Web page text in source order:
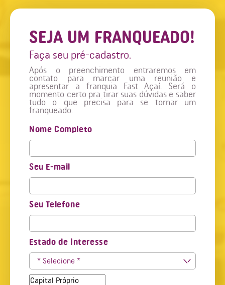
SEJA UM FRANQUEADO!
Faça seu pré-cadastro.
Após o preenchimento entraremos em
contato para marcar uma reunião e
apresentar a franquia Fast Açaí. Será o
momento certo pra tirar suas dúvidas e saber
tudo o que precisa para se tornar um
franqueado.
Nome Completo
Seu E-mail
Seu Telefone
Estado de Interesse